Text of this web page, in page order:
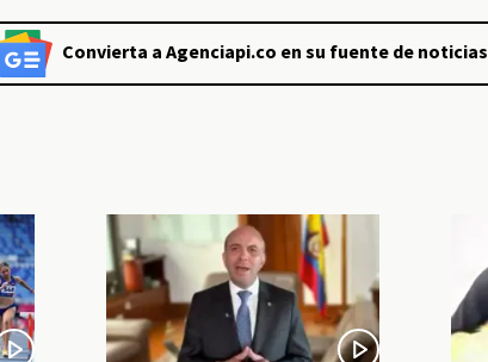
Convierta a Agenciapi.co en su fuente de noticias